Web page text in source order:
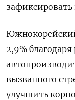
2,9%
вызванного
улучшить